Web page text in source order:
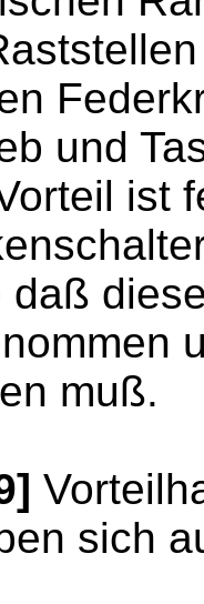
und
ist
daß
muß.
sich